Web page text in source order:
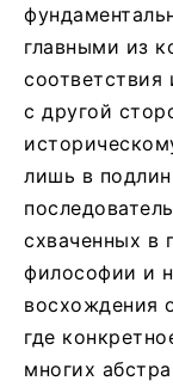
главными из
соответствия
с другой
лишь в
схваченных в
философии и
восхождения
где
многих